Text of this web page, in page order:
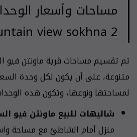
مساحات وأسعار
view sokhna 2
متنوعة، على أن يكون لكل وحدة
لمساحتها ونوعها، وتكون هذه
شاليهات للبيع ماونتن فيو
منزل أمام الشاطئ مع مساحة